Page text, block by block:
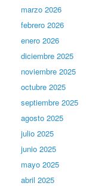
marzo 2026
febrero 2026
enero 2026
diciembre 2025
noviembre 2025
octubre 2025
septiembre 2025
agosto 2025
julio 2025
junio 2025
mayo 2025
abril 2025